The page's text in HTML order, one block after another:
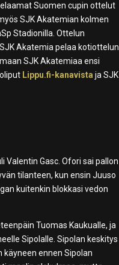
Suomen cupin ottelut
SJK Akatemian kolmen
Stadionilla. Ottelun
Akatemia pelaa kotiottelun
SJK Akatemiaa ensi
Lippu.fi-kanavista ja SJK
Valentin Gasc. Ofori sai pallon
tilanteen, kun ensin Juuso
kuitenkin blokkasi vedon
Tuomas Kaukualle, ja
Sipolalle. Sipolan keskitys
ennen Sipolan